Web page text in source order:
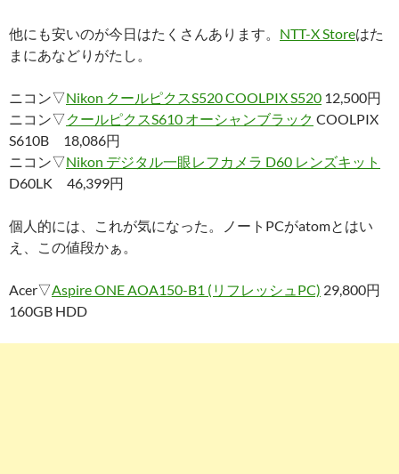
他にも安いのが今日はたくさんあります。 NTT-X Storeはた
まにあなどりがたし。
ニコン▽Nikon クールピクスS520 COOLPIX S520 12,500円
ニコン▽クールピクスS610 オーシャンブラック COOLPIX
S610B 18,086円
ニコン▽Nikon デジタル一眼レフカメラ D60 レンズキット
D60LK 46,399円
個人的には、これが気になった。ノートPCがatomとはい
え、この値段かぁ。
Acer▽Aspire ONE AOA150-B1 (リフレッシュPC) 29,800円
160GB HDD